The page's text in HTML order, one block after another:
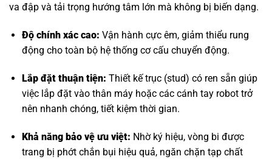
va đập và tải trọng hướng tâm lớn mà không bị biến dạng.
Độ chính xác cao: Vận hành cực êm, giảm thiểu rung
động cho toàn bộ hệ thống cơ cấu chuyển động.
Lắp đặt thuận tiện: Thiết kế trục (stud) có ren sẵn giúp
việc lắp đặt vào thân máy hoặc các cánh tay robot trở
nên nhanh chóng, tiết kiệm thời gian.
Khả năng bảo vệ ưu việt: Nhờ ký hiệu, vòng bi được
trang bị phớt chắn bụi hiệu quả, ngăn chặn tạp chất